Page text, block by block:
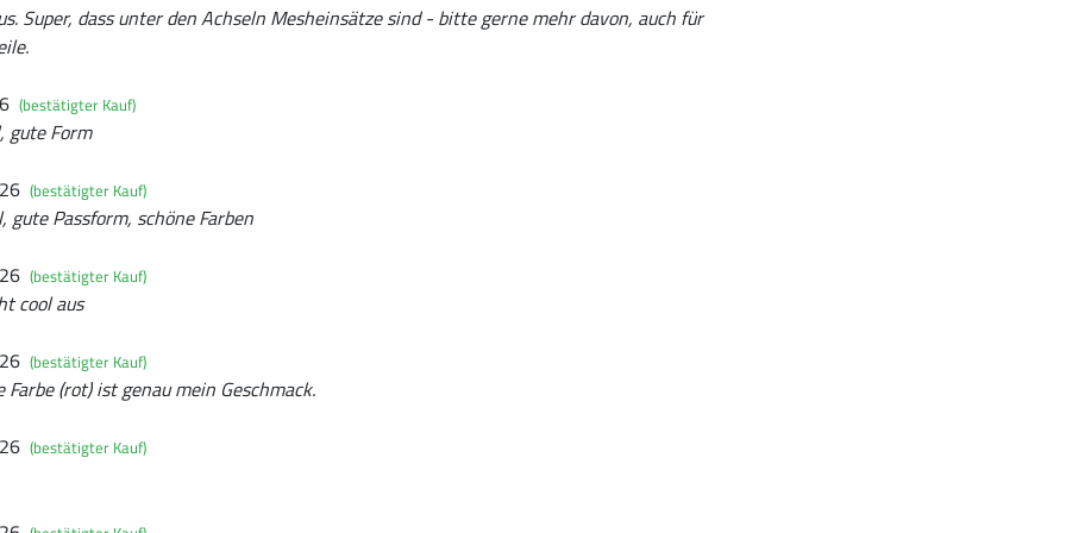
Super, dass unter den Achseln Mesheinsätze sind - bitte gerne mehr davon, auch für
(bestätigter Kauf)
gute Form
(bestätigter Kauf)
Passform, schöne Farben
(bestätigter Kauf)
cool aus
(bestätigter Kauf)
Farbe (rot) ist genau mein Geschmack.
(bestätigter Kauf)